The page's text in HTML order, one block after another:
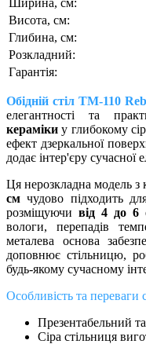
Ширина, см:
Висота, см:
Глибина, см:
Розкладний:
Гарантія:
Обідній стіл TM-110
елегантності та
кераміки у глибокому
ефект дзеркальної
додає інтер'єру сучасної
Ця нерозкладна модель
см чудово підходить
розміщуючи від 4 до 6
вологи, перепадів
металева основа
доповнює стільницю,
будь-якому сучасному
Особливість та
Презентабельний
Сіра стільниця